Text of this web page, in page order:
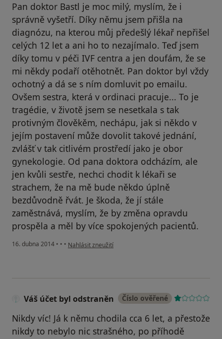
Pan doktor Bastl je moc milý, myslím, že i
správně vyšetří. Díky němu jsem přišla na
diagnózu, na kterou můj předešlý lékař nepřišel
celých 12 let a ani ho to nezajímalo. Teď jsem
díky tomu v péči IVF centra a jen doufám, že se
mi někdy podaří otěhotnět. Pan doktor byl vždy
ochotný a dá se s ním domluvit po emailu.
Ovšem sestra, která v ordinaci pracuje... To je
tragédie, v životě jsem se nesetkala s tak
protivným člověkěm, nechápu, jak si někdo v
jejím postavení může dovolit takové jednání,
zvlášť v tak citlivém prostředí jako je obor
gynekologie. Od pana doktora odcházím, ale
jen kvůli sestře, nechci chodit k lékaři se
strachem, že na mě bude někdo úplně
bezdůvodně řvát. Je škoda, že jí stále
zaměstnává, myslím, že by změna opravdu
prospěla a měl by více spokojených pacientů.
16. dubna 2014 • • • podle názoru uživatele Váš účet byl odstraněn
Nahlásit zneužití
Váš účet byl odstraněn Číslo ověřené
Nikdy víc! Já k němu chodila cca 6 let, a přestože
nikdy to nebylo nic strašného, po příhodě